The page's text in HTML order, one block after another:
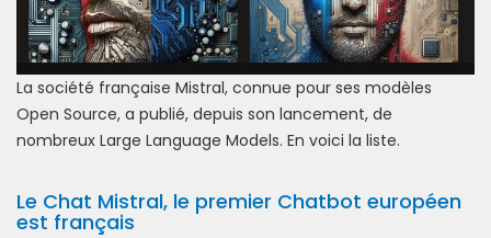
La société française Mistral, connue pour ses modèles
Open Source, a publié, depuis son lancement, de
nombreux Large Language Models. En voici la liste.
Le Chat Mistral, le premier Chatbot européen
est français